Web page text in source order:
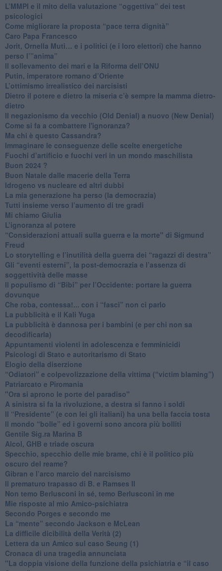
​L’MMPI e il mito della valutazione “oggettiva” dei test
psicologici
Come migliorare la proposta “pace terra dignità”
Caro Papa Francesco
​Jorit, Ornella Muti… e i politici (e i loro elettori) che hanno
perso l’”anima”
​Il sollevamento dei mari e la Riforma dell’ONU
Putin, imperatore romano d’Oriente
​L’ottimismo irrealistico dei narcisisti
​Dietro il potere e dietro la miseria c’è sempre la mamma dietro-
dietro
Il negazionismo da vecchio (Old Denial) a nuovo (New Denial)
Come si fa a combattere l'ignoranza?
Ma chi è questo Cassandra?
Immaginare le conseguenze delle scelte energetiche
​Fuochi d’artificio e fuochi veri in un mondo maschilista
Buon 2024 ?
​Buon Natale dalle macerie della Terra
​Idrogeno vs nucleare ed altri dubbi
​La mia generazione ha perso (la democrazia)
​Tutti insieme verso l’aumento di tre gradi
Mi chiamo Giulia
L’ignoranza al potere
​“Considerazioni attuali sulla guerra e la morte" di Sigmund
Freud
​Lo storytelling e l’inutilità della guerra dei “ragazzi di destra”
​Gli “eventi esterni”, la post-democrazia e l’assenza di
soggettività delle masse
​Il populismo di “Bibi” per l’Occidente: portare la guerra
dovunque
​Che roba, contessa!... con i “fasci” non ci parlo
La pubblicità e il Kali Yuga
​La pubblicità è dannosa per i bambini (e per chi non sa
decodificarla)
​Appuntamenti violenti in adolescenza e femminicidi
​Psicologi di Stato e autoritarismo di Stato
Elogio della diserzione
“Odiatori” e colpevolizzazione della vittima (“victim blaming”)
​Patriarcato e Piromania
"Ora si aprono le porte del paradiso"
​A sinistra si fa la rivoluzione, a destra si fanno i soldi
​Il “Presidente” (e con lei gli italiani) ha una bella faccia tosta
​Il mondo “bolle” ed i governi sono ancora più bolliti
​Gentile Sig.ra Marina B
​Alcol, GHB e triade oscura
​Specchio, specchio delle mie brame, chi è il politico più
oscuro del reame?
​Gibran e l’arco marcio del narcisismo
​Il prematuro trapasso di B. e Ramses II
​Non temo Berlusconi in sé, temo Berlusconi in me
​Mie risposte al mio Amico-psichiatra
​Secondo Porges e secondo me
​La “mente” secondo Jackson e McLean
La difficile dicibilità della Verità (2)
​Lettera da un Amico sul caso Seung (1)
​Cronaca di una tragedia annunciata
"​La doppia visione della funzione della psichiatria e “il caso